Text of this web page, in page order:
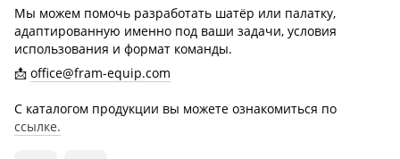
Мы можем помочь разработать шатёр или палатку,
адаптированную именно под ваши задачи, условия
использования и формат команды.
📩 office@fram-equip.com
С каталогом продукции вы можете ознакомиться по
ссылке.